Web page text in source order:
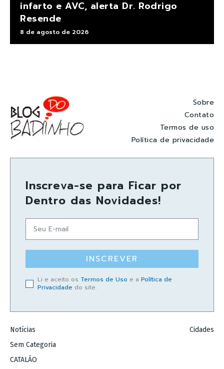
infarto e AVC, alerta Dr. Rodrigo
Resende
8 de agosto de 2026
Sobre
Contato
Termos de uso
Política de privacidade
Inscreva-se para Ficar por
Dentro das Novidades!
INSCREVER
Li e aceito os Termos de Uso e a Política de
Privacidade do site.
Notícias
Sem Categoria
CATALÃO
Cidades